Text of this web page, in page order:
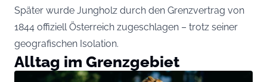
Später wurde Jungholz durch den Grenzvertrag von
1844 offiziell Österreich zugeschlagen – trotz seiner
geografischen Isolation.
Alltag im Grenzgebiet